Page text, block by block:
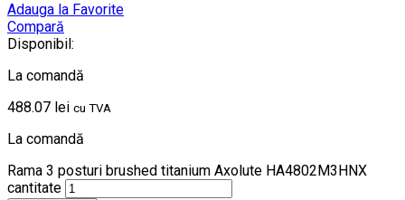
Adauga la Favorite
Compară
Disponibil:
La comandă
488.07 lei cu TVA
La comandă
Rama 3 posturi brushed titanium Axolute HA4802M3HNX
cantitate